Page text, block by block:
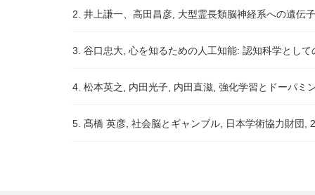
2. 井上謙一、高田昌彦, 大型霊長類脳神経系への遺伝
3. 谷口忠大, 心を知るための人工知能: 認知科学とし
4. 松本英之, 内田光子, 内田直滋, 強化学習とドーパミ
5. 髙橋 英彦, 社会脳とギャンブル, 日本学術協力財団,